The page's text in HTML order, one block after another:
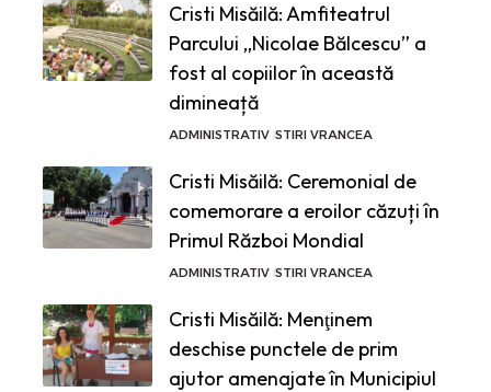
Cristi Misăilă: Amfiteatrul
Parcului „Nicolae Bălcescu” a
fost al copiilor în această
dimineață
ADMINISTRATIV STIRI VRANCEA
Cristi Misăilă: Ceremonial de
comemorare a eroilor căzuți în
Primul Război Mondial
ADMINISTRATIV STIRI VRANCEA
Cristi Misăilă: Menţinem
deschise punctele de prim
ajutor amenajate în Municipiul